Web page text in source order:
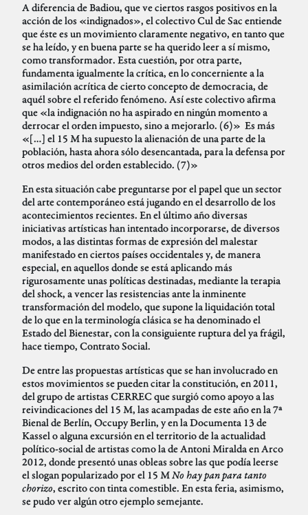
A diferencia de Badiou, que ve ciertos rasgos positivos en la
acción de los «indignados», el colectivo Cul de Sac entiende
que éste es un movimiento claramente negativo, en tanto que
se ha leído, y en buena parte se ha querido leer a sí mismo,
como transformador. Esta cuestión, por otra parte,
fundamenta igualmente la crítica, en lo concerniente a la
asimilación acrítica de cierto concepto de democracia, de
aquél sobre el referido fenómeno. Así este colectivo afirma
que «la indignación no ha aspirado en ningún momento a
derrocar el orden impuesto, sino a mejorarlo. (6)» Es más
«[…] el 15 M ha supuesto la alienación de una parte de la
población, hasta ahora sólo desencantada, para la defensa por
otros medios del orden establecido. (7)»
En esta situación cabe preguntarse por el papel que un sector
del arte contemporáneo está jugando en el desarrollo de los
acontecimientos recientes. En el último año diversas
iniciativas artísticas han intentado incorporarse, de diversos
modos, a las distintas formas de expresión del malestar
manifestado en ciertos países occidentales y, de manera
especial, en aquellos donde se está aplicando más
rigurosamente unas políticas destinadas, mediante la terapia
del shock, a vencer las resistencias ante la inminente
transformación del modelo, que supone la liquidación total
de lo que en la terminología clásica se ha denominado el
Estado del Bienestar, con la consiguiente ruptura del ya frágil,
hace tiempo, Contrato Social.
De entre las propuestas artísticas que se han involucrado en
estos movimientos se pueden citar la constitución, en 2011,
del grupo de artistas CERREC que surgió como apoyo a las
reivindicaciones del 15 M, las acampadas de este año en la 7ª
Bienal de Berlín, Occupy Berlin, y en la Documenta 13 de
Kassel o alguna excursión en el territorio de la actualidad
político-social de artistas como la de Antoni Miralda en Arco
2012, donde presentó unas obleas sobre las que podía leerse
el slogan popularizado por el 15 MNo hay pan para tanto
chorizo, escrito con tinta comestible. En esta feria, asimismo,
se pudo ver algún otro ejemplo semejante.